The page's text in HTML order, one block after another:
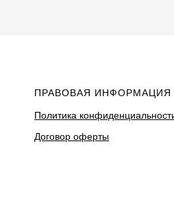
ПРАВОВАЯ ИНФОРМАЦИЯ
Политика
Договор оферты